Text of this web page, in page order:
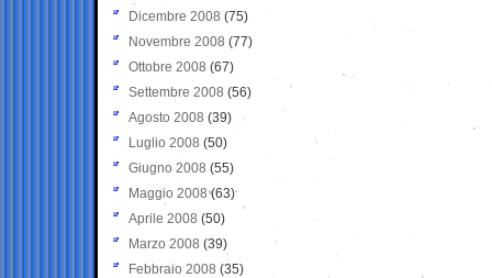
Dicembre 2008 (75)
Novembre 2008 (77)
Ottobre 2008 (67)
Settembre 2008 (56)
Agosto 2008 (39)
Luglio 2008 (50)
Giugno 2008 (55)
Maggio 2008(63)
Aprile 2008 (50)
Marzo 2008 (39)
Febbraio 2008 (35)